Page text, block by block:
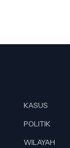
KASUS
POLITIK
WILAYAH